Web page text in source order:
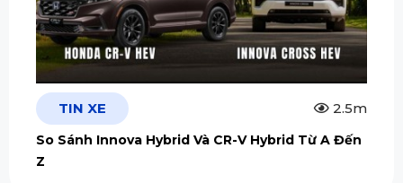
TIN XE 2.5m
So Sánh Innova Hybrid Và CR-V Hybrid Từ A Đến
Z